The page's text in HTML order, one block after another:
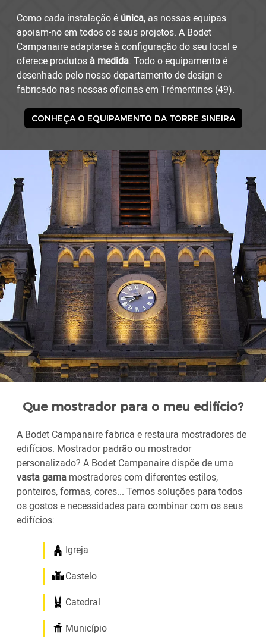
Como cada instalação é única, as nossas equipas
apoiam-no em todos os seus projetos. A Bodet
Campanaire adapta-se à configuração do seu local e
oferece produtos à medida. Todo o equipamento é
desenhado pelo nosso departamento de design e
fabricado nas nossas oficinas em Trémentines (49).
CONHEÇA O EQUIPAMENTO DA TORRE SINEIRA
Que mostrador para o meu edifício?
A Bodet Campanaire fabrica e restaura mostradores de
edifícios. Mostrador padrão ou mostrador
personalizado? A Bodet Campanaire dispõe de uma
vasta gama mostradores com diferentes estilos,
ponteiros, formas, cores... Temos soluções para todos
os gostos e necessidades para combinar com os seus
edifícios:
Igreja
Castelo
Catedral
Município